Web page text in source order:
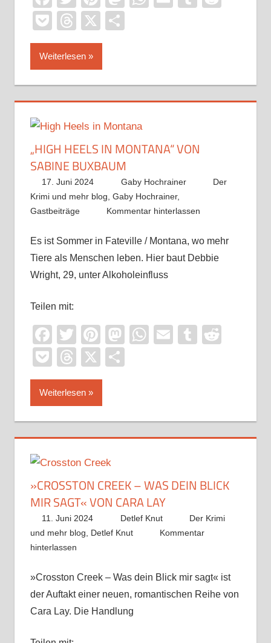
PocketThreads
X
Weiterlesen
„HIGH HEELS IN MONTANA“ VON
SABINE BUXBAUM
17. Juni 2024 Gaby Hochrainer
Der
Krimi und mehr blog Gaby Hochrainer,
Gastbeiträge
Kommentar hinterlassen
Es ist Sommer in Fateville / Montana, wo mehr
Tiere als Menschen leben. Hier baut Debbie
Wright, 29, unter Alkoholeinfluss
Teilen mit:
Facebook
TwitterPinterest
Mastodon
WhatsApp
EmailTumblr
PocketThreads
X
Weiterlesen
»CROSSTON CREEK – WAS DEIN BLICK
MIR SAGT« VON CARA LAY
11. Juni 2024 Detlef Knut
Der Krimi
und mehr blog
Detlef Knut
Kommentar
hinterlassen
»Crosston Creek – Was dein Blick mir sagt« ist
der Auftakt einer neuen, romantischen Reihe von
Cara Lay. Die Handlung